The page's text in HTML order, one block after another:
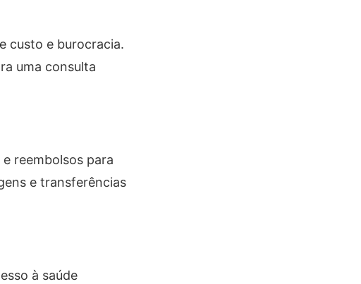
custo e burocracia.
uma consulta
reembolsos para
e transferências
à saúde